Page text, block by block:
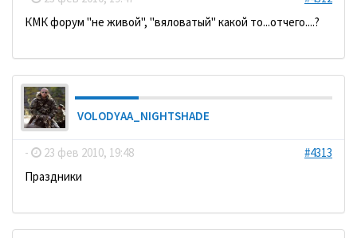
КМК форум "не живой", "вяловатый" какой то...отчего....?
VOLODYAA_NIGHTSHADE
- 23 фев 2010, 19:48
#4313
Праздники